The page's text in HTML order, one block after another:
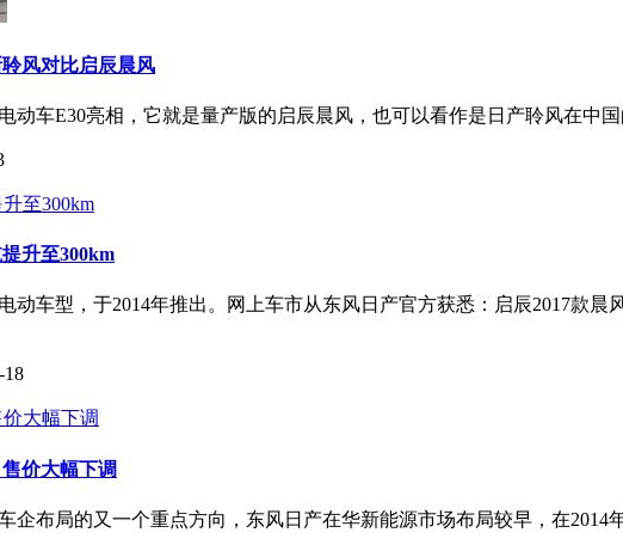
风对比启辰晨风
动车E30亮相，它就是量产版的启辰晨风，也可以看作是日产聆风在中
升至300km
动车型，于2014年推出。网上车市从东风日产官方获悉：启辰2017款
18
价大幅下调
企布局的又一个重点方向，东风日产在华新能源市场布局较早，在